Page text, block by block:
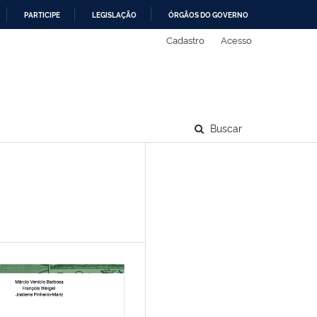
PARTICIPE LEGISLAÇÃO ÓRGÃOS DO GOVERNO
Buscar
Cadastro Acesso